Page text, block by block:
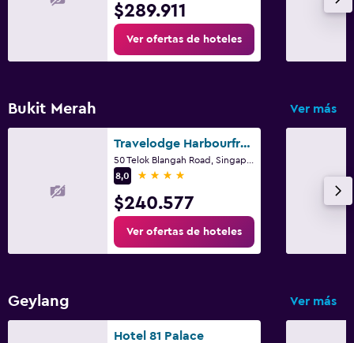
$289.911
Ver ofertas de hoteles
Bukit Merah Ver más
Travelodge Harbourfront
8,0
4 estrellas
$240.577
Ver ofertas de hoteles
Geylang Ver más
Hotel 81 Palace